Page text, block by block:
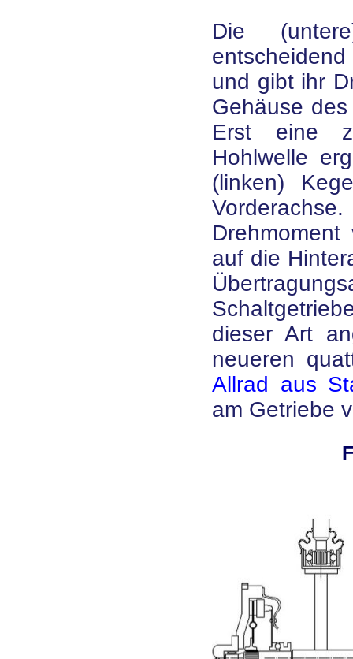
Die
und gibt ihr
Gehäuse
Erst eine
Hohlwelle
(linken)
auf die
dieser Art
neueren
Allrad aus
am Getriebe